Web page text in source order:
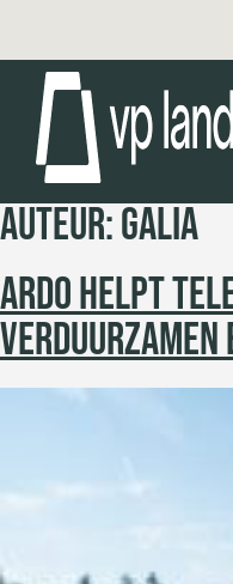
AUTEUR:GALIA
ARDO HELPT
VERDUURZAMEN